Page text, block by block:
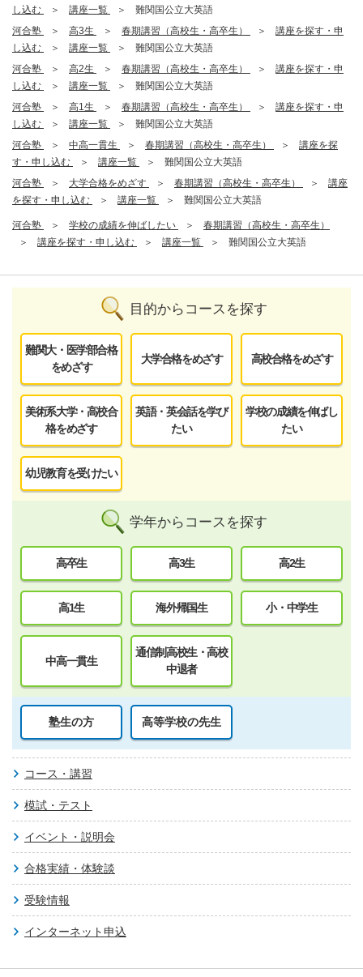
し込む
講座一覧
難関国公立大英語
河合塾
高3生 春期講習（高校生・高卒生）
講座を探す・申
し込む
講座一覧
難関国公立大英語
河合塾
高2生 春期講習（高校生・高卒生）
講座を探す・申
し込む
講座一覧
難関国公立大英語
河合塾
高1生 春期講習（高校生・高卒生）
講座を探す・申
し込む
講座一覧
難関国公立大英語
河合塾
中高一貫生 春期講習（高校生・高卒生）
講座を探
す・申し込む
講座一覧
難関国公立大英語
河合塾
大学合格をめざす 春期講習（高校生・高卒生）
講座
を探す・申し込む
講座一覧 難関国公立大英語
河合塾 学校の成績を伸ばしたい
春期講習（高校生・高卒生）
講座を探す・申し込む
講座一覧 難関国公立大英語
目的からコースを探す
難関大・医学部合格
をめざす
大学合格をめざす 高校合格をめざす
美術系大学・高校合
格をめざす
英語・英会話を学び
たい
学校の成績を伸ばし
たい
幼児教育を受けたい
学年からコースを探す
高卒生 高3生 高2生
高1生 海外帰国生 小・中学生
中高一貫生
通信制高校生・高校
中退者
塾生の方 高等学校の先生
コース・講習
模試・テスト
イベント・説明会
合格実績・体験談
受験情報
インターネット申込